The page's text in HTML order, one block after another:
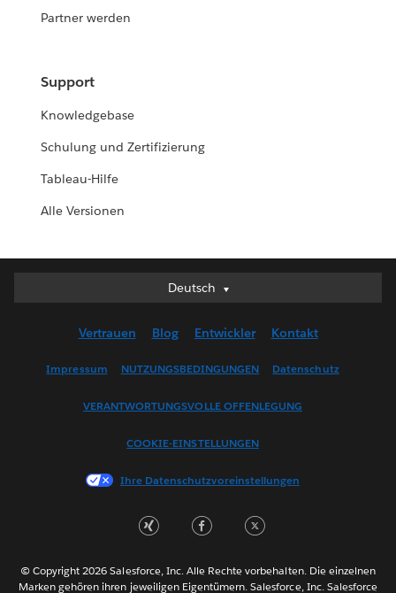
Partner werden
Support
Knowledgebase
Schulung und Zertifizierung
Tableau-Hilfe
Alle Versionen
Deutsch
Deutsch
English (US)
Français (France)
한국어
Português
ไทย
Vertrauen Blog Entwickler Kontakt
Impressum NUTZUNGSBEDINGUNGEN Datenschutz
VERANTWORTUNGSVOLLE OFFENLEGUNG
COOKIE-EINSTELLUNGEN
Ihre Datenschutzvoreinstellungen
© Copyright 2026 Salesforce, Inc. Alle Rechte vorbehalten. Die einzelnen
Marken gehören ihren jeweiligen Eigentümern. Salesforce, Inc. Salesforce